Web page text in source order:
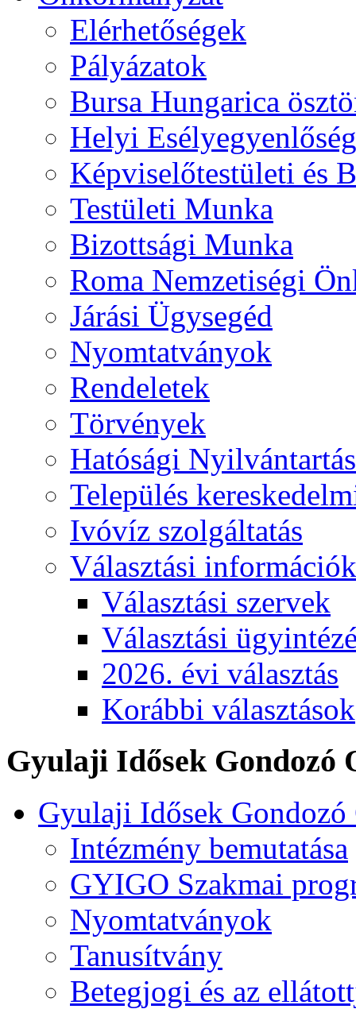
Elérhetőségek
Pályázatok
Bursa Hungarica
Helyi
Képviselőtestületi és
Testületi Munka
Bizottsági Munka
Roma Nemzetiségi
Járási Ügysegéd
Nyomtatványok
Rendeletek
Törvények
Hatósági
Település
Ivóvíz szolgáltatás
Választási információk
Választási szervek
Választási
2026. évi választás
Korábbi választások
Gyulaji Idősek Gondozó
Gyulaji Idősek Gondozó
Intézmény bemutatása
GYIGO Szakmai
Nyomtatványok
Tanusítvány
Betegjogi és az